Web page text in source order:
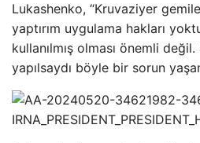
Lukashenko, “Kruvaziyer
yaptırım uygulama hakları
kullanılmış olması önemli
yapılsaydı böyle bir sorun